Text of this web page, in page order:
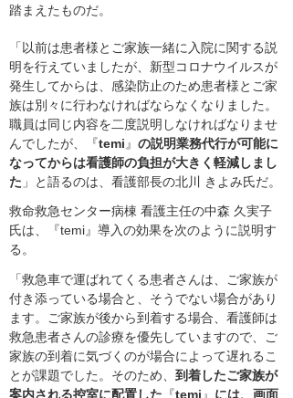
踏まえたものだ。
「以前は患者様とご家族一緒に入院に関する説
明を行えていましたが、新型コロナウイルスが
発生してからは、感染防止のため患者様とご家
族は別々に行わなければならなくなりました。
職員は同じ内容を二度説明しなければなりませ
んでしたが、『temi』 の説明業務代行が可能に
なってからは看護師の負担が大きく軽減しまし
た 」と語るのは、看護部長の北川 きよみ氏だ。
救命救急センター病棟 看護主任の中森 久実子
氏は、『temi』導入の効果を次のように説明す
る。
「救急車で運ばれてくる患者さんは、ご家族が
付き添っている場合と、そうでない場合があり
ます。ご家族が後から到着する場合、看護師は
救急患者さんの診療を優先していますので、ご
家族の到着に気づくのが場合によって遅れるこ
とが課題でした。そのため、 到着したご家族が
案内される控室に配置した 『temi 』 には、画面